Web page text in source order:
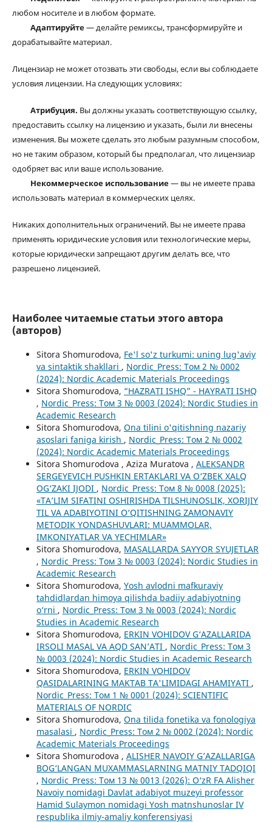
любом носителе и в любом формате.
Адаптируйте— делайте ремиксы, трансформируйте и
дорабатывайте материал.
Лицензиар не может отозвать эти свободы, если вы соблюдаете
условия лицензии. На следующих условиях:
Атрибуция. Вы должны указать соответствующую ссылку,
предоставить ссылку на лицензию и указать, были ли внесены
изменения. Вы можете сделать это любым разумным способом,
но не таким образом, который бы предполагал, что лицензиар
одобряет вас или ваше использование.
Некоммерческое использование— вы не имеете права
использовать материал в коммерческих целях.
Никаких дополнительных ограничений. Вы не имеете права
применять юридические условия или технологические меры,
которые юридически запрещают другим делать все, что
разрешено лицензией.
Наиболее читаемые статьи этого автора
(авторов)
Sitora Shomurodova, Fe'l so'z turkumi: uning lug'aviy
va sintaktik shakllari , Nordic_Press: Том 2 № 0002
(2024): Nordic Academic Materials Proceedings
Sitora Shomurodova, “HAZRATI ISHQ” - HAYRATI ISHQ
, Nordic_Press: Том 3 № 0003 (2024): Nordic Studies in
Academic Research
Sitora Shomurodova, Ona tilini o'qitishning nazariy
asoslari faniga kirish , Nordic_Press: Том 2 № 0002
(2024): Nordic Academic Materials Proceedings
Sitora Shomurodova , Aziza Muratova , ALEKSANDR
SERGEYEVICH PUSHKIN ERTAKLARI VA O‘ZBEK XALQ
OG‘ZAKI IJODI , Nordic_Press: Том 8 № 0008 (2025):
«TA’LIM SIFATINI OSHIRISHDA TILSHUNOSLIK, XORIJIY
TIL VA ADABIYOTINI O‘QITISHNING ZAMONAVIY
METODIK YONDASHUVLARI: MUAMMOLAR,
IMKONIYATLAR VA YECHIMLAR»
Sitora Shomurodova, MASALLARDA SAYYOR SYUJETLAR
, Nordic_Press: Том 3 № 0003 (2024): Nordic Studies in
Academic Research
Sitora Shomurodova, Yosh avlodni mafkuraviy
tahdidlardan himoya qilishda badiiy adabiyotning
o‘rni , Nordic_Press: Том 3 № 0003 (2024): Nordic
Studies in Academic Research
Sitora Shomurodova, ERKIN VOHIDOV G‘AZALLARIDA
IRSOLI MASAL VA AQD SAN’ATI , Nordic_Press: Том 3
№ 0003 (2024): Nordic Studies in Academic Research
Sitora Shomurodova, ERKIN VOHIDOV
QASIDALARINING MAKTAB TA'LIMIDAGI AHAMIYATI ,
Nordic_Press: Том 1 № 0001 (2024): SCIENTIFIC
MATERIALS OF NORDIC
Sitora Shomurodova, Ona tilida fonetika va fonologiya
masalasi , Nordic_Press: Том 2 № 0002 (2024): Nordic
Academic Materials Proceedings
Sitora Shomurodova , ALISHER NAVOIY G’AZALLARIGA
BOG‘LANGAN MUXAMMASLARNING MATNIY TADQIQI
, Nordic_Press: Том 13 № 0013 (2026): O‘zR FA Alisher
Navoiy nomidagi Davlat adabiyot muzeyi professor
Hamid Sulaymon nomidagi Yosh matnshunoslar IV
respublika ilmiy-amaliy konferensiyasi